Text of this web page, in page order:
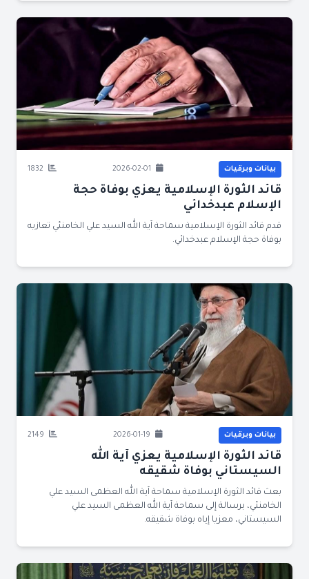
بيانات وبرقيات
قائد الثورة الإسلامية يعزي بوفاة حجة
الإسلام عبدخدائي
قدم قائد الثورة الإسلامية سماحة آية الله السيد علي الخامنئي تعازيه
بوفاة حجة الإسلام عبدخدائي.
بيانات وبرقيات
قائد الثورة الإسلامية يعزي آية الله
السيستاني بوفاة شقيقه
بعث قائد الثورة الإسلامية سماحة آية الله العظمى السيد علي
الخامنئي، برسالة إلى سماحة آية الله العظمى السيد علي
السيستاني، معزيا إياه بوفاة شقيقه.